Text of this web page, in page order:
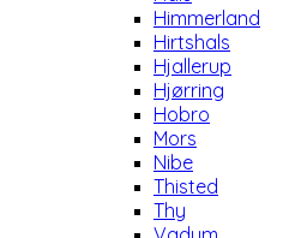
Himmerland
Hirtshals
Hjallerup
Hjørring
Hobro
Mors
Nibe
Thisted
Thy